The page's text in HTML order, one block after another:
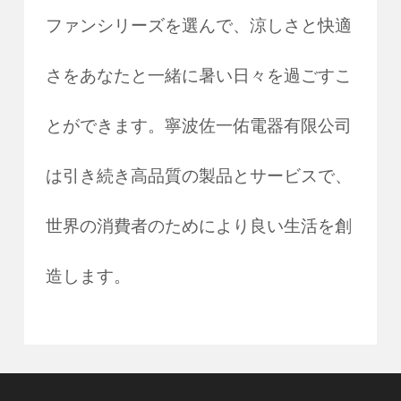
ファンシリーズを選んで、涼しさと快適
さをあなたと一緒に暑い日々を過ごすこ
とができます。寧波佐一佑電器有限公司
は引き続き高品質の製品とサービスで、
世界の消費者のためにより良い生活を創
造します。